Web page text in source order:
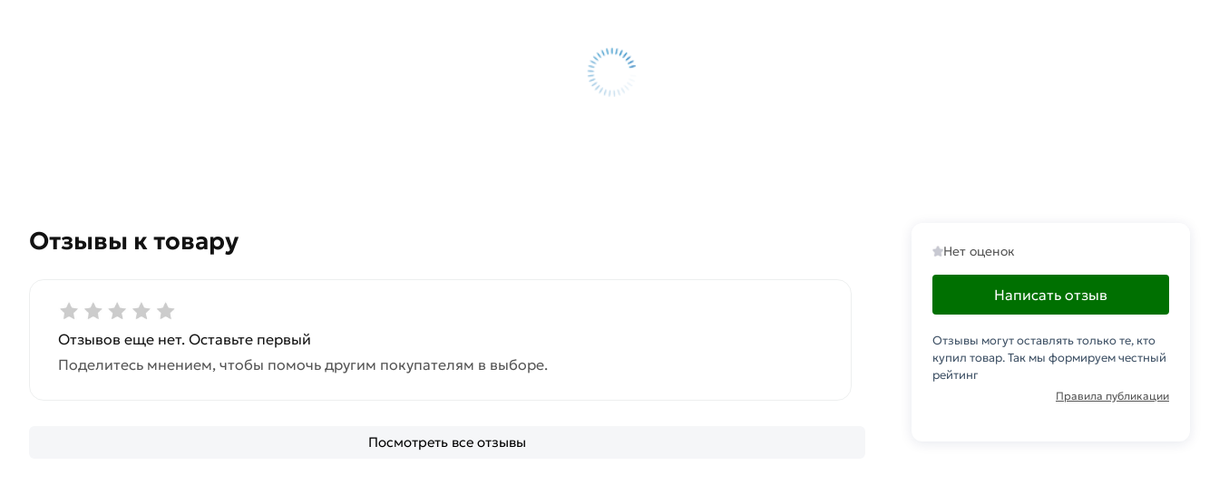
Отзывы к товару
Отзывов еще нет. Оставьте первый
Поделитесь мнением, чтобы помочь другим покупателям в выборе.
Посмотреть все отзывы
Нет оценок
Написать отзыв
Отзывы могут оставлять только те, кто
купил товар. Так мы формируем честный
рейтинг
Правила публикации